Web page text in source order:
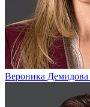
Вероника Демидова